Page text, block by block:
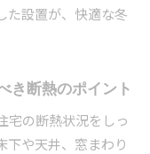
た設置が、快適な冬
き断熱のポイント
宅の断熱状況をしっ
下や天井、窓まわり